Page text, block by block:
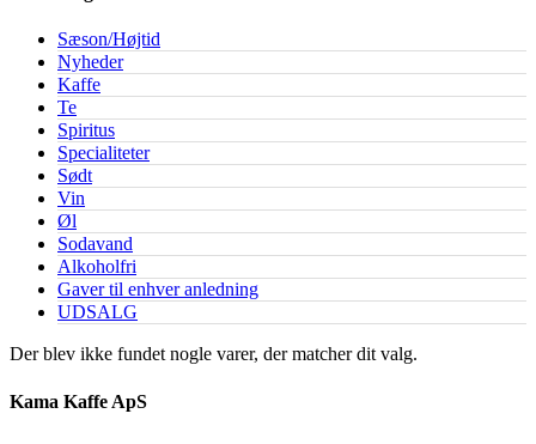
Sæson/Højtid
Nyheder
Kaffe
Te
Spiritus
Specialiteter
Sødt
Vin
Øl
Sodavand
Alkoholfri
Gaver til enhver anledning
UDSALG
Der blev ikke fundet nogle varer, der matcher dit valg.
Kama Kaffe ApS